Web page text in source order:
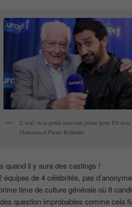
L’œuf ou la poule nouveau prime pour D8
Hanouna et Pierre Bellmare
quand il y aura des castings !
de 4 célébrités, pas
time de culture générale où 8
question improbables comme cela